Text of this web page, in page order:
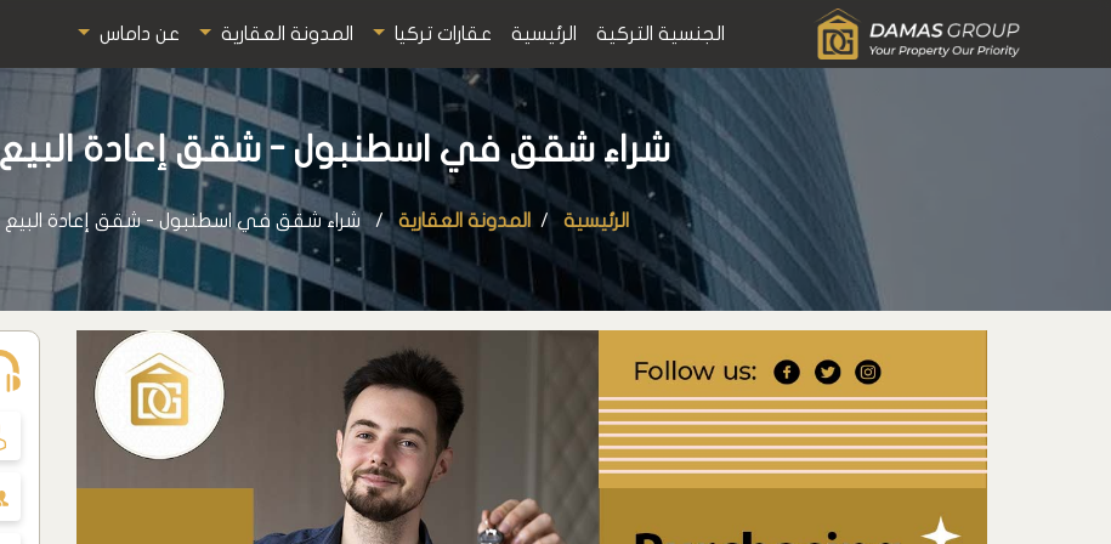
الجنسية التركية الرئيسية عقارات تركيا المدونة العقارية عن داماس
شراء شقق في اسطنبول - شقق إعادة البيع 2026
الرئيسية المدونة العقارية شراء شقق في اسطنبول - شقق إعادة البيع 2026